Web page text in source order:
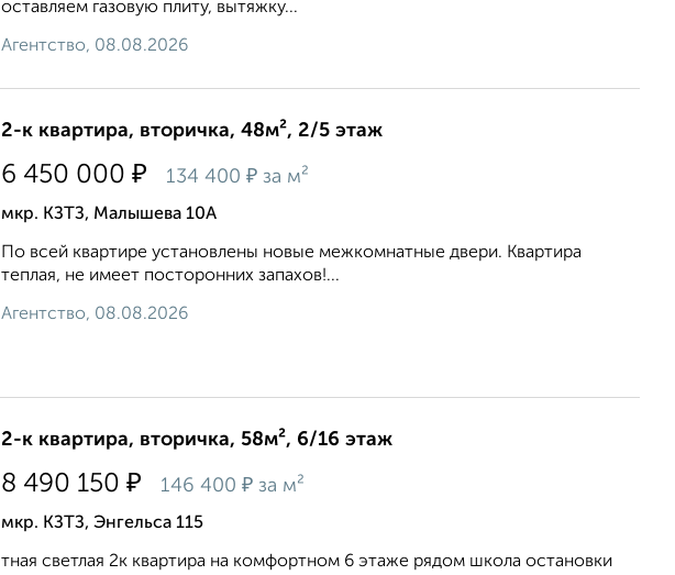
оставляем газовую плиту, вытяжку...
Агентство, 08.08.2026
2-к квартира, вторичка, 48м², 2/5 этаж
6 450 000 ₽ 134 400 ₽ за м²
мкр. КЗТЗ, Малышева 10А
По всей квартире установлены новые межкомнатные двери. Квартира
теплая, не имеет посторонних запахов!...
Агентство, 08.08.2026
2-к квартира, вторичка, 58м², 6/16 этаж
8 490 150 ₽ 146 400 ₽ за м²
мкр. КЗТЗ, Энгельса 115
тная светлая 2к квартира на комфортном 6 этаже рядом школа остановки